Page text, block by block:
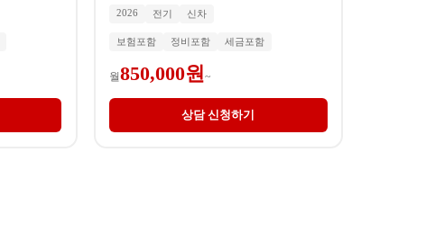
2026 전기 신차
보험포함 정비포함 세금포함
월850,000원~
상담 신청하기